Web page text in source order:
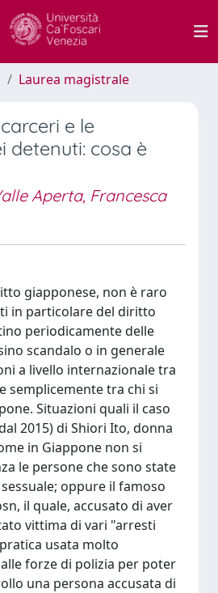
Laurea magistrale
e le
detenuti: cosa è
Aperta, Francesca
giapponese, non è raro
in particolare del diritto
periodicamente delle
scandalo o in generale
a livello internazionale tra
semplicemente tra chi si
Situazioni quali il caso
2015) di Shiori Ito, donna
in Giappone non si
le persone che sono state
oppure il famoso
il quale, accusato di aver
vittima di vari "arresti
usata molto
forze di polizia per poter
una persona accusata di